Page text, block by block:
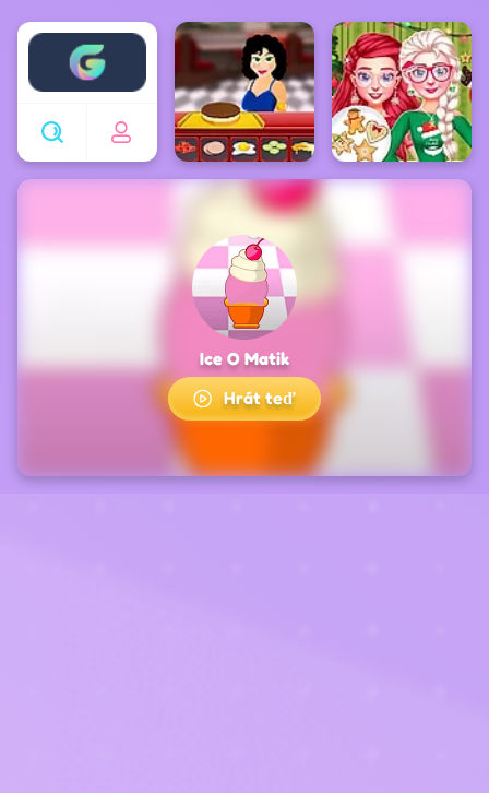
Enjoy4fun
Ice O Matik
Hrát teď